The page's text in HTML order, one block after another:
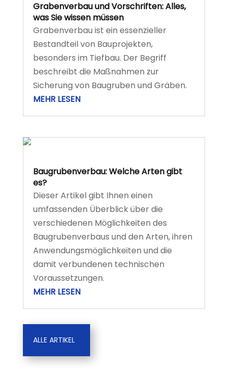
Grabenverbau und Vorschriften: Alles,
was Sie wissen müssen
Grabenverbau ist ein essenzieller
Bestandteil von Bauprojekten,
besonders im Tiefbau. Der Begriff
beschreibt die Maßnahmen zur
Sicherung von Baugruben und Gräben.
MEHR LESEN
Baugrubenverbau: Welche Arten gibt
es?
Dieser Artikel gibt Ihnen einen
umfassenden Überblick über die
verschiedenen Möglichkeiten des
Baugrubenverbaus und den Arten, ihren
Anwendungsmöglichkeiten und die
damit verbundenen technischen
Voraussetzungen.
MEHR LESEN
ALLE ARTIKEL